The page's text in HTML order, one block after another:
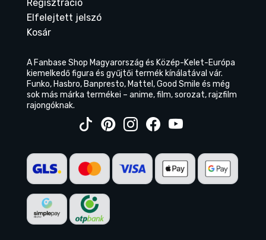
Regisztráció
Elfelejtett jelszó
Kosár
A Fanbase Shop Magyarország és Közép-Kelet-Európa
kiemelkedő figura és gyűjtői termék kínálatával vár.
Funko, Hasbro, Banpresto, Mattel, Good Smile és még
sok más márka termékei – anime, film, sorozat, rajzfilm
rajongóknak.